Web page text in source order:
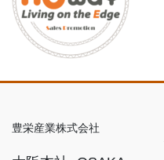
豊栄産業株式会社